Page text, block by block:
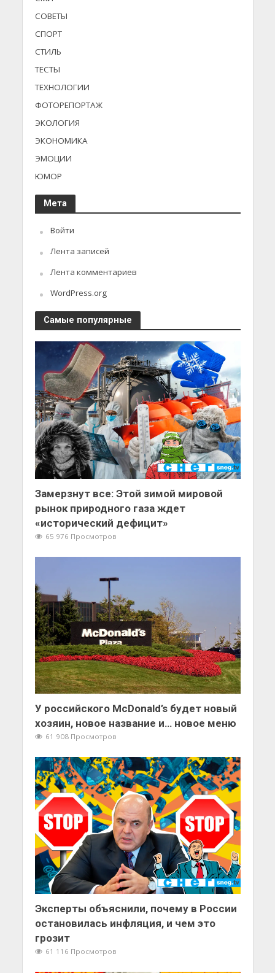
СОВЕТЫ
СПОРТ
СТИЛЬ
ТЕСТЫ
ТЕХНОЛОГИИ
ФОТОРЕПОРТАЖ
ЭКОЛОГИЯ
ЭКОНОМИКА
ЭМОЦИИ
ЮМОР
Мета
Войти
Лента записей
Лента комментариев
WordPress.org
Самые популярные
Замерзнут все: Этой зимой мировой
рынок природного газа ждет
«исторический дефицит»
65 976 Просмотров
У российского McDonald’s будет новый
хозяин, новое название и… новое меню
61 908 Просмотров
Эксперты объяснили, почему в России
остановилась инфляция, и чем это
грозит
61 116 Просмотров